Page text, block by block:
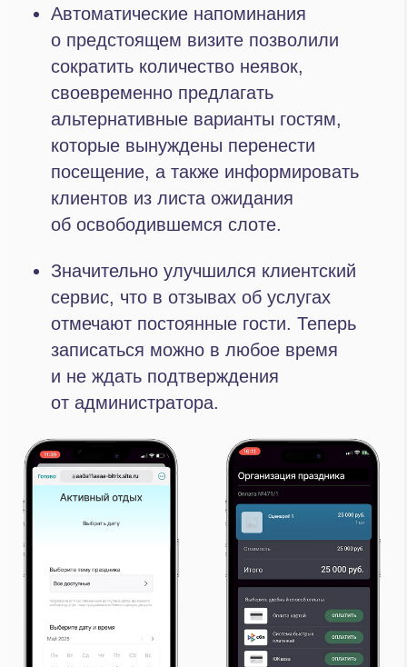
на 41%
За счет сегментации базы
и таргетированных рассылок
по корпоративным клиентам
выросла на 41%
Подписаться
+7
Нажимая на кнопку, я даю
персональных данных в соответствии с
бизнеса для себя и своих
сотрудников
Отправьте заявку, и мы свяжемся
обсудить детали проекта.